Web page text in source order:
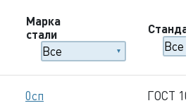
Марка
стали
0сп ГОСТ